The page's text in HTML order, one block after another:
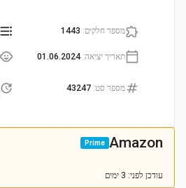
מספר חלקים:
1443
תאריך יציאה:
01.06.2024
מספר סט:
43247
Amazon
Prime
עודכן לפני: 3 ימים